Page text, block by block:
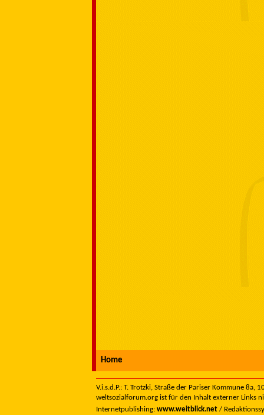
Home
V.i.s.d.P.: T. Trotzki, Straße der Pariser Kommune
weltsozialforum.org ist für den Inhalt externer Links
Internetpublishing: www.weitblick.net /